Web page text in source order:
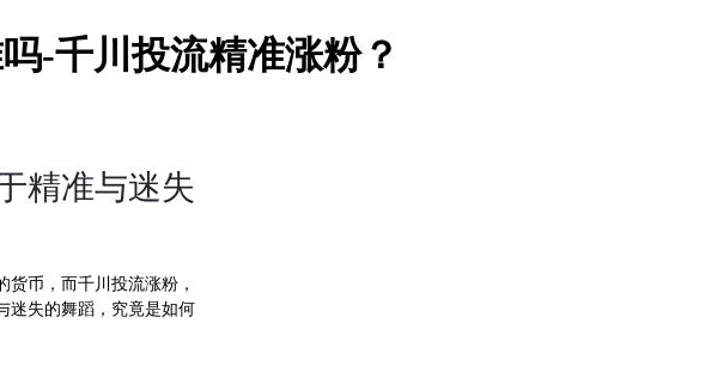
-千川投流精准涨粉？
精准与迷失
币，而千川投流涨粉，
迷失的舞蹈，究竟是如何